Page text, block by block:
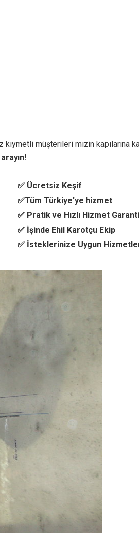
müşterileri mizin kapılarına
✅ Ücretsiz Keşif
✅Tüm Türkiye'ye hizmet
✅ Pratik ve Hızlı Hizmet
✅ İşinde Ehil Karotçu Ekip
✅ İsteklerinize Uygun